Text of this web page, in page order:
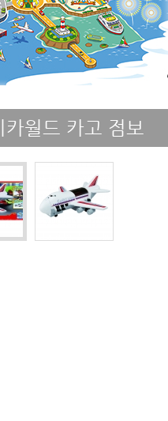
카월드 카고 점보